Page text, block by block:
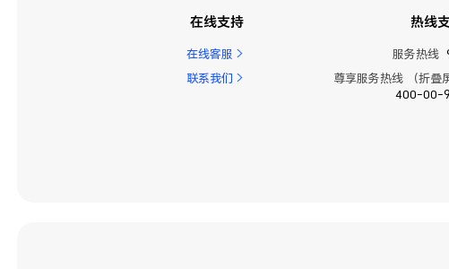
在线支持
在线客服
联系我们
热线
服务热线
尊享服务热线 （折叠
400-00-